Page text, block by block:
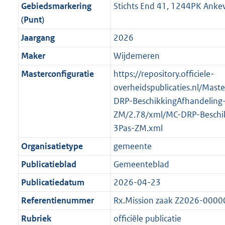
f
o
m
a
a
b
n
f
r
m
a
b
i
n
o
r
m
b
e
i
f
o
r
4
o
o
t
t
e
:
2
K
b
r
o
t
t
e
:
2
K
b
Gebiedsmarkering
(Punt)
Stichts End 41, 1244PK
Jaargang
2026
Maker
Wijdemeren
Masterconfiguratie
https://repository.officiele-
overheidspublicaties.nl/
DRP-
ZM/2.78/xml/MC-DRP-
3Pas-ZM.xml
Organisatietype
gemeente
Publicatieblad
Gemeenteblad
Publicatiedatum
2026-04-23
Referentienummer
Rx.Mission zaak Z2026-
Rubriek
officiële publicatie